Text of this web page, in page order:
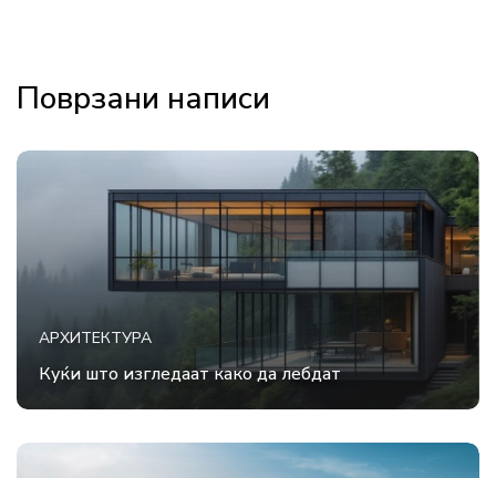
Поврзани написи
АРХИТЕКТУРА
Куќи што изгледаат како да лебдат